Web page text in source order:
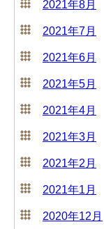
2021年8月
2021年7月
2021年6月
2021年5月
2021年4月
2021年3月
2021年2月
2021年1月
2020年12月